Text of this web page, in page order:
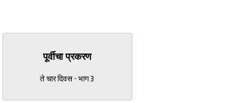
पूर्वीचा प्रकरण
ते चार दिवस - भाग 3